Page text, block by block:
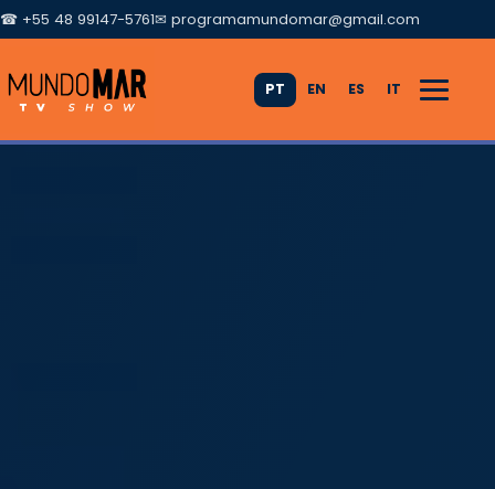
☎ +55 48 99147-5761✉ programamundomar@gmail.com
PT EN ES IT